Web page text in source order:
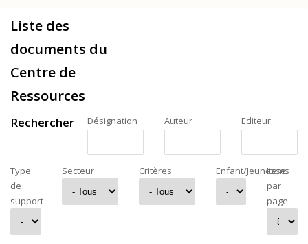
Liste des
documents du
Centre de
Ressources
Rechercher Désignation Auteur Editeur
Type
de
support
Secteur Critères Enfant/Jeunesse
Items
par
page